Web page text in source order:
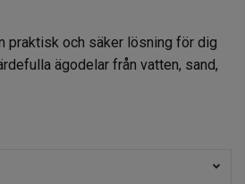
praktisk och säker lösning för dig
ägodelar från vatten, sand,